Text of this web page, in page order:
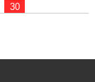
30